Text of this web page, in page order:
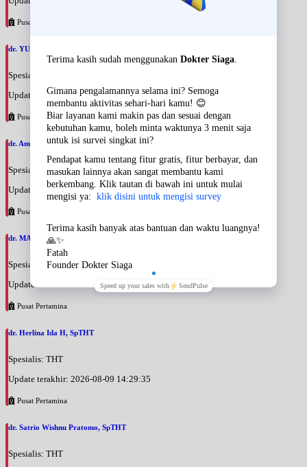
Pusat Pertamina
dr. YUDDI WAHYONO, SpOnkRad
Spesialis: Onkologi Radiasi
Update terakhir: 2026-08-09 14:39:48
Pusat Pertamina
dr. Amang Surachman, SpTHT
Spesialis: THT
Update terakhir: 2026-08-09 14:34:23
Pusat Pertamina
dr. MAYA DAMAYANTI, SpTHT
Spesialis: THT
Update terakhir: 2026-08-09 14:32:28
Pusat Pertamina
dr. Herlina Ida H, SpTHT
Spesialis: THT
Update terakhir: 2026-08-09 14:29:35
Pusat Pertamina
dr. Satrio Wishnu Pratomo, SpTHT
Spesialis: THT